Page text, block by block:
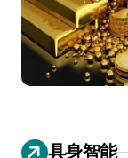
具身智能